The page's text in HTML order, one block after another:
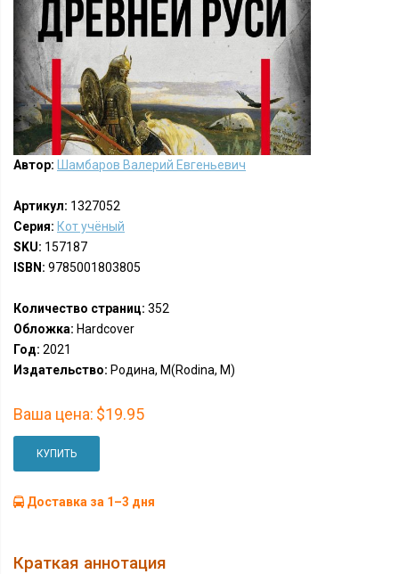
Автор: Шамбаров Валерий Евгеньевич
Артикул: 1327052
Серия: Кот учёный
SKU: 157187
ISBN: 9785001803805
Количество страниц: 352
Обложка: Hardcover
Год: 2021
Издательство: Родина, М(Rodina, M)
Ваша цена: $19.95
КУПИТЬ
Доставка за 1–3 дня
Краткая аннотация